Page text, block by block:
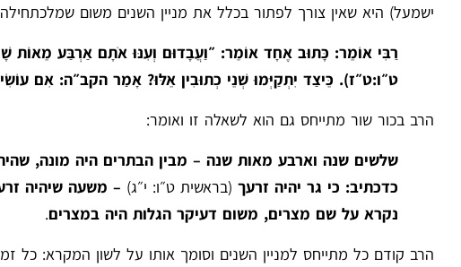
ישמעל) היא שאין צורך לפתור בכלל את מניין השנים משום
רַבִּי אוֹמֵר: כָּתוּב אֶחָד אוֹמֵר: ״וַעֲבָדוּם וְעִנּוּ אֹתָם אַרְבַּע מֵאוֹת
ט״ו:ט״ז). כֵּיצַד יִתְקַיְּמוּ שְׁנֵי כְתוּבִין אֵלּוּ? אָמַר הקב״ה: אִם
הרב בכור שור מתייחס גם הוא לשאלה זו ואומר:
שלשים שנה וארבע מאות שנה – מבין הבתרים היה מונה,
כדכתיב: כי גר יהיה זרעך (בראשית ט״ו: י״ג) – משעה שיהיה
נקרא על שם מצרים, משום דעיקר הגלות היה במצרים.
הרב קודם כל מתייחס למניין השנים וסומך אותו על לשון המקרא: כל